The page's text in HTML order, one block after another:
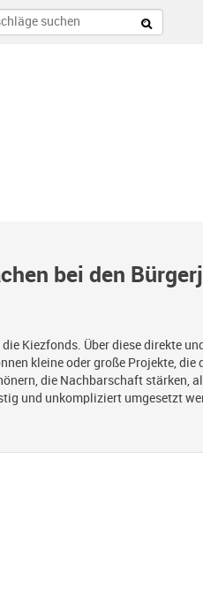
bei den
Kiezfonds. Über diese direkte
kleine oder große Projekte, die
die Nachbarschaft stärken,
und unkompliziert umgesetzt